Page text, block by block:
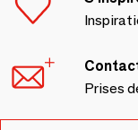
Prises